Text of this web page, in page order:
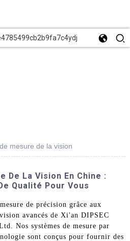
mesure de la vision
De La Vision En Chine :
Qualité Pour Vous
de précision grâce aux
avancés de Xi'an DIPSEC
Nos systèmes de mesure par
sont conçus pour fournir des